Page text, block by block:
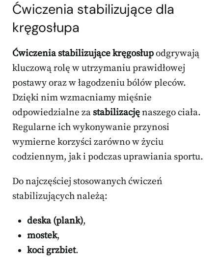
Ćwiczenia stabilizujące dla
kręgosłupa
Ćwiczenia stabilizujące kręgosłupodgrywają
kluczową rolę w utrzymaniu prawidłowej
postawy oraz w łagodzeniu bólów pleców.
Dzięki nim wzmacniamy mięśnie
odpowiedzialne za stabilizacjęnaszego ciała.
Regularne ich wykonywanie przynosi
wymierne korzyści zarówno w życiu
codziennym, jak i podczas uprawiania sportu.
Do najczęściej stosowanych ćwiczeń
stabilizujących należą:
deska (plank),
mostek,
koci grzbiet.